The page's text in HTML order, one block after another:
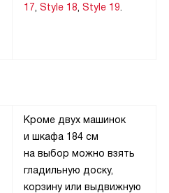
17 Style 18 Style 19
Кроме двух машинок
и шкафа 184 см
на выбор можно взять
гладильную доску,
корзину или выдвижную